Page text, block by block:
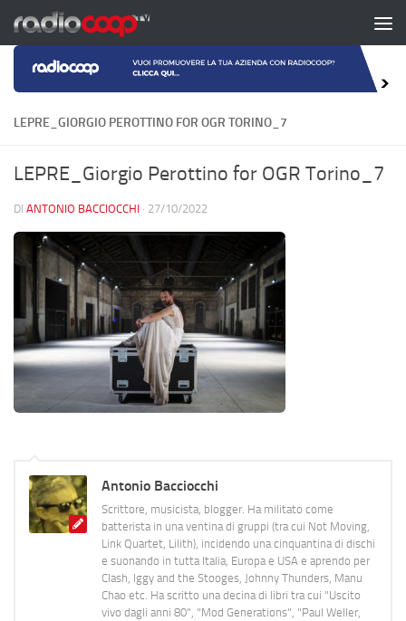
Salta al contenuto
LEPRE_GIORGIO PEROTTINO FOR OGR TORINO_7
LEPRE_Giorgio Perottino for OGR Torino_7
DI ANTONIO BACCIOCCHI · 27/10/2022
Antonio Bacciocchi
Scrittore, musicista, blogger. Ha militato come
batterista in una ventina di gruppi (tra cui Not Moving,
Link Quartet, Lilith), incidendo una cinquantina di dischi
e suonando in tutta Italia, Europa e USA e aprendo per
Clash, Iggy and the Stooges, Johnny Thunders, Manu
Chao etc. Ha scritto una decina di libri tra cui "Uscito
vivo dagli anni 80", "Mod Generations", "Paul Weller,